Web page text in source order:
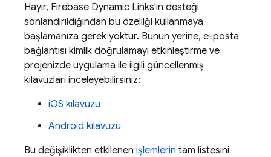
Hayır, Firebase Dynamic Links'in desteği
sonlandırıldığından bu özelliği kullanmaya
başlamanıza gerek yoktur. Bunun yerine, e-posta
bağlantısı kimlik doğrulamayı etkinleştirme ve
projenizde uygulama ile ilgili güncellenmiş
kılavuzları inceleyebilirsiniz:
iOS kılavuzu
Android kılavuzu
Bu değişiklikten etkilenen işlemlerin tam listesini